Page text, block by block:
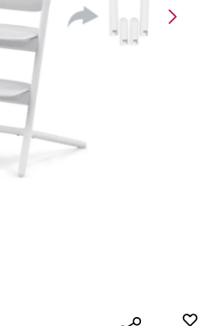
δωρεάν το είδος με τη χαμηλότερη
τουλάχιστον
ειδική σήμανση.
γνωρίζουμε για το δώρο σου